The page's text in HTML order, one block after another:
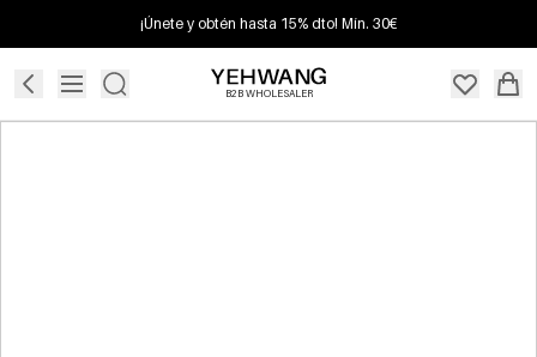
¡Únete y obtén hasta 15% dto! Mín. 30€
B2B WHOLESALER